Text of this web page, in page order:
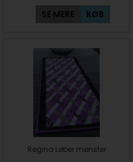
SE MERE KØB
Regina Løber mønster